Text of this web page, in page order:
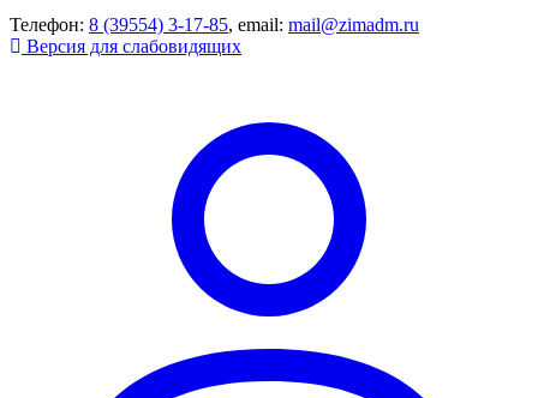
Телефон: 8 (39554) 3-17-85, email: mail@zimadm.ru
Версия для слабовидящих